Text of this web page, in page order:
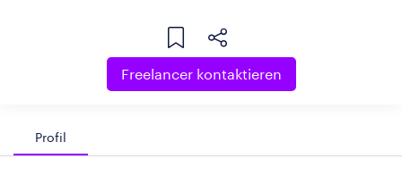
Freelancer kontaktieren
Profil